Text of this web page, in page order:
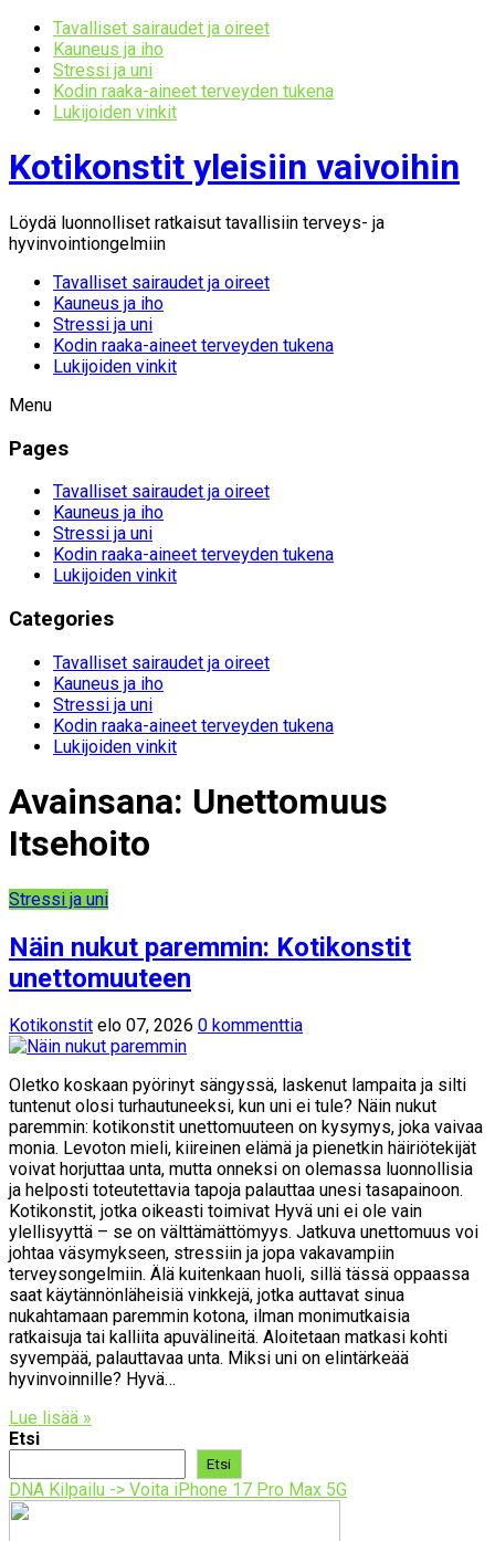
Tavalliset sairaudet ja oireet
Kauneus ja iho
Stressi ja uni
Kodin raaka-aineet terveyden tukena
Lukijoiden vinkit
Kotikonstit yleisiin vaivoihin
Löydä luonnolliset ratkaisut tavallisiin terveys- ja
hyvinvointiongelmiin
Tavalliset sairaudet ja oireet
Kauneus ja iho
Stressi ja uni
Kodin raaka-aineet terveyden tukena
Lukijoiden vinkit
Menu
Pages
Tavalliset sairaudet ja oireet
Kauneus ja iho
Stressi ja uni
Kodin raaka-aineet terveyden tukena
Lukijoiden vinkit
Categories
Tavalliset sairaudet ja oireet
Kauneus ja iho
Stressi ja uni
Kodin raaka-aineet terveyden tukena
Lukijoiden vinkit
Avainsana: Unettomuus
Itsehoito
Stressi ja uni
Näin nukut paremmin: Kotikonstit
unettomuuteen
Kotikonstit elo 07, 2026 0 kommenttia
Oletko koskaan pyörinyt sängyssä, laskenut lampaita ja silti
tuntenut olosi turhautuneeksi, kun uni ei tule? Näin nukut
paremmin: kotikonstit unettomuuteen on kysymys, joka vaivaa
monia. Levoton mieli, kiireinen elämä ja pienetkin häiriötekijät
voivat horjuttaa unta, mutta onneksi on olemassa luonnollisia
ja helposti toteutettavia tapoja palauttaa unesi tasapainoon.
Kotikonstit, jotka oikeasti toimivat Hyvä uni ei ole vain
ylellisyyttä – se on välttämättömyys. Jatkuva unettomuus voi
johtaa väsymykseen, stressiin ja jopa vakavampiin
terveysongelmiin. Älä kuitenkaan huoli, sillä tässä oppaassa
saat käytännönläheisiä vinkkejä, jotka auttavat sinua
nukahtamaan paremmin kotona, ilman monimutkaisia
ratkaisuja tai kalliita apuvälineitä. Aloitetaan matkasi kohti
syvempää, palauttavaa unta. Miksi uni on elintärkeää
hyvinvoinnille? Hyvä…
Lue lisää »
Etsi
Etsi
DNA Kilpailu -> Voita iPhone 17 Pro Max 5G